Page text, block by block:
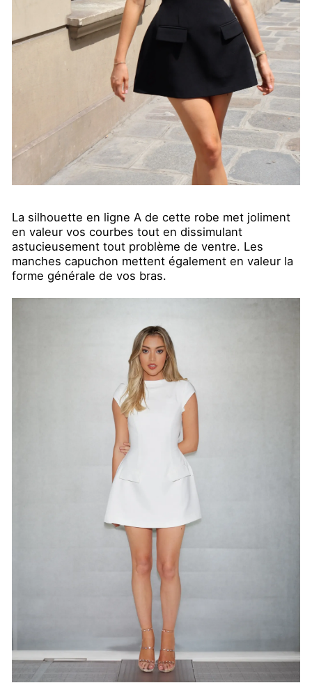
La silhouette en ligne A de cette robe met joliment
en valeur vos courbes tout en dissimulant
astucieusement tout problème de ventre. Les
manches capuchon mettent également en valeur la
forme générale de vos bras.